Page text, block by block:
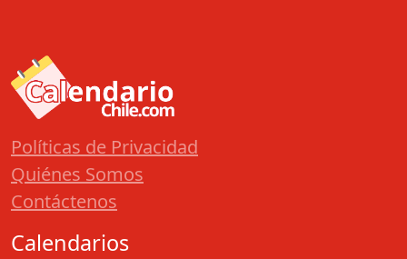
Políticas de Privacidad
Quiénes Somos
Contáctenos
Calendarios